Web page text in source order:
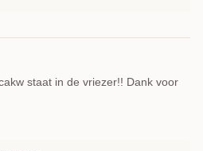
staat in de vriezer!! Dank voor